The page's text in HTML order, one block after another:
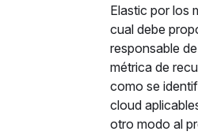
Elastic por los
cual debe
responsable
métrica de
como se
cloud
otro modo al